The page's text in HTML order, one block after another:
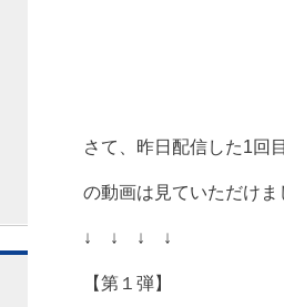
さて、昨日配信した1回
の動画は見ていただけま
↓ ↓ ↓ ↓
【第１弾】